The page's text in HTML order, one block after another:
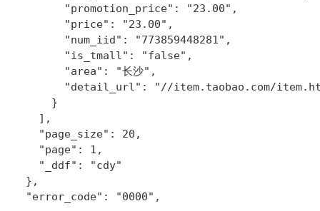
        "promotion_price": "23.00",
        "price": "23.00",
        "num_iid": "773859448281",
        "is_tmall": "false",
        "area": "长沙",
"detail_url": "//item.taobao.com/
      }
    ],
    "page_size": 20,
    "page": 1,
    "_ddf": "cdy"
  },